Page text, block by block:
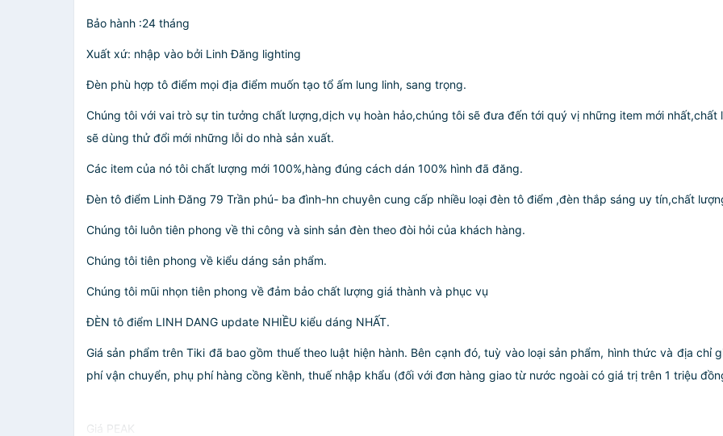
Bảo hành :24 tháng
Xuất xứ: nhập vào bởi Linh Đăng lighting
Đèn phù hợp tô điểm mọi địa điểm muốn tạo tổ ấm lung linh, sang trọng.
Chúng tôi với vai trò sự tin tưởng chất lượng,dịch vụ hoàn hảo,chúng tôi sẽ đưa đến tới quý vị những item mới
sẽ dùng thử đổi mới những lỗi do nhà sản xuất.
Các item của nó tôi chất lượng mới 100%,hàng đúng cách dán 100% hình đã đăng.
️Đèn tô điểm Linh Đăng 79 Trần phú- ba đình-hn chuyên cung cấp nhiều loại đèn tô điểm ,đèn thắp sáng uy tín,chất
Chúng tôi luôn tiên phong về thi công và sinh sản đèn theo đòi hỏi của khách hàng.
Chúng tôi tiên phong về kiểu dáng sản phẩm.
Chúng tôi mũi nhọn tiên phong về đảm bảo chất lượng giá thành và phục vụ
ĐÈN tô điểm LINH DANG update NHIỀU kiểu dáng NHẤT.
Giá sản phẩm trên Tiki đã bao gồm thuế theo luật hiện hành. Bên cạnh đó, tuỳ vào loại sản phẩm, hình thức và địa chỉ
phí vận chuyển, phụ phí hàng cồng kềnh, thuế nhập khẩu (đối với đơn hàng giao từ nước ngoài có giá trị trên 1 triệu
Giá PEAK